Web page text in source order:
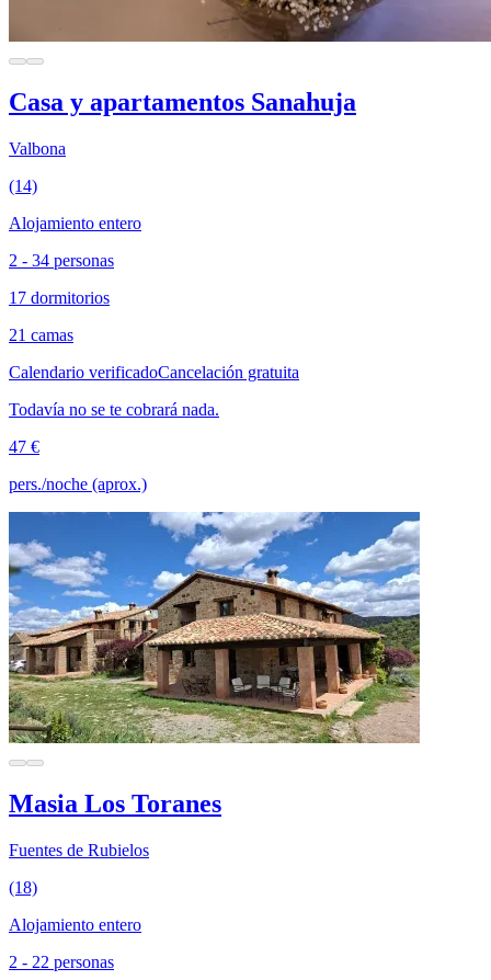
Casa y apartamentos Sanahuja
Valbona
(14)
Alojamiento entero
2 - 34 personas
17 dormitorios
21 camas
Calendario verificadoCancelación gratuita
Todavía no se te cobrará nada.
47 €
pers./noche (aprox.)
Masia Los Toranes
Fuentes de Rubielos
(18)
Alojamiento entero
2 - 22 personas